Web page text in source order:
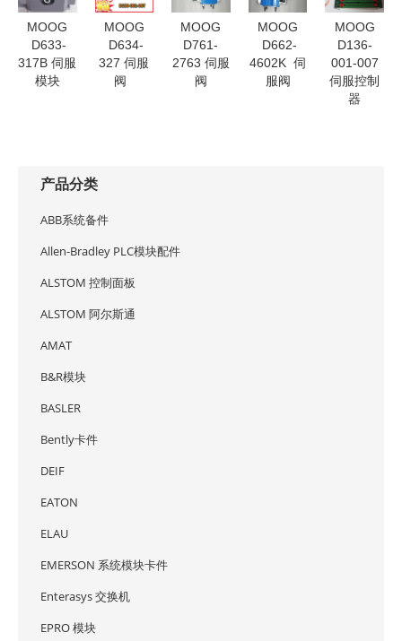
MOOG
D633-
317B 伺服
模块
MOOG
D634-
327 伺服
阀
MOOG
D761-
2763 伺服
阀
MOOG
D662-
4602K 伺
服阀
MOOG
D136-
001-007
伺服控制
器
产品分类
ABB系统备件
Allen-Bradley PLC模块配件
ALSTOM 控制面板
ALSTOM 阿尔斯通
AMAT
B&R模块
BASLER
Bently卡件
DEIF
EATON
ELAU
EMERSON 系统模块卡件
Enterasys 交换机
EPRO 模块